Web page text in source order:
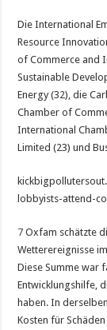
Die International
Resource
of Commerce and
Sustainable
Energy (32), die
Chamber of
International
Limited (23) und
lobbyists-attend-
7 Oxfam schätzte
Wetterereignisse
Diese Summe war
Entwicklungshilfe,
haben. In
Kosten für